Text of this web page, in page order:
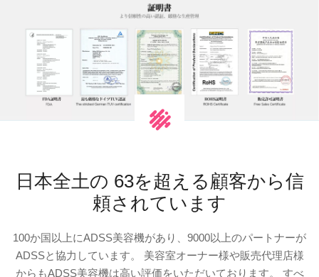
日本全土の 63を超える顧客から信
頼されています
100か国以上にADSS美容機があり、9000以上のパートナーが
ADSSと協力しています。 美容室オーナー様や販売代理店様
からもADSS美容機は高い評価をいただいております。 すべ